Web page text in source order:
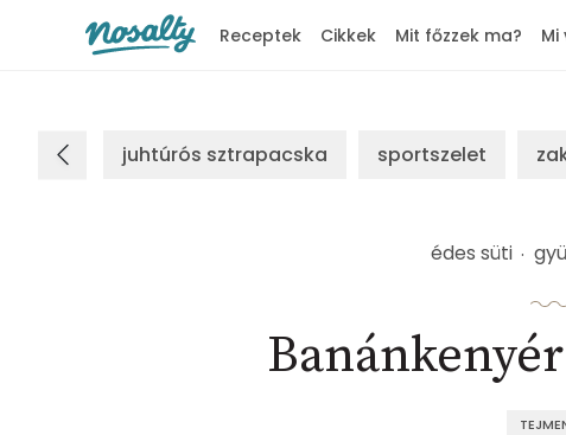
Receptek Cikkek Mit főzzek ma?
juhtúrós sztrapacska sportszelet
édes süti